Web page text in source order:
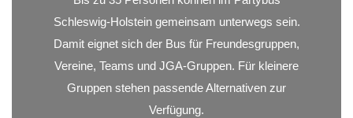
Schleswig-Holstein gemeinsam unterwegs sein.
Damit eignet sich der Bus für Freundesgruppen,
Vereine, Teams und JGA-Gruppen. Für kleinere
Gruppen stehen passende Alternativen zur
Verfügung.